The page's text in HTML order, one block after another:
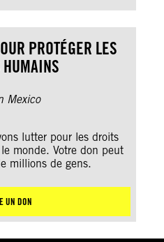
PROTÉGER LES
lutter pour les droits
monde. Votre don peut
millions de gens.
UN DON